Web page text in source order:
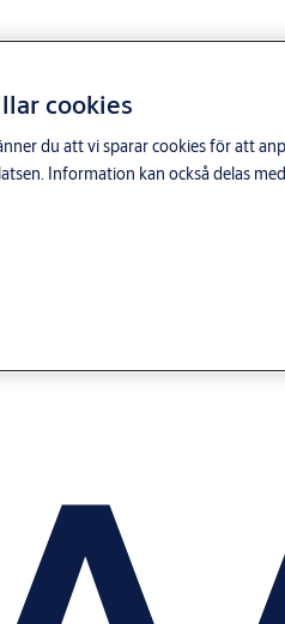
cookies
du att vi sparar cookies för att
Information kan också delas